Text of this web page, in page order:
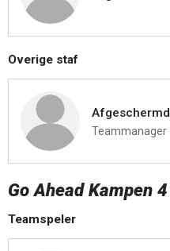
Overige staf
Afgeschermd
Teammanager
Go Ahead Kampen 4
Teamspeler